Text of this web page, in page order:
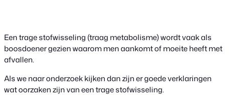
Een trage stofwisseling (traag metabolisme) wordt vaak als
boosdoener gezien waarom men aankomt of moeite heeft met
afvallen.
Als we naar onderzoek kijken dan zijn er goede verklaringen
wat oorzaken zijn van een trage stofwisseling.